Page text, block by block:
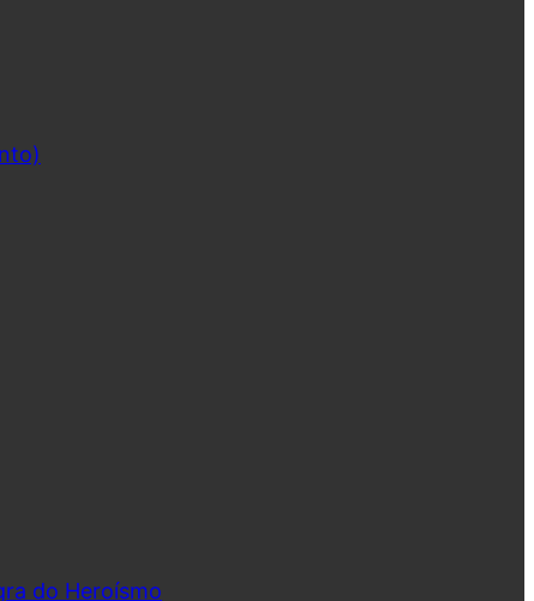
do Heroísmo